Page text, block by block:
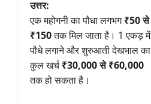
उत्तर:
एक महोगनी का पौधा लगभग₹50 से
₹150तक मिल जाता है। 1 एकड़ में
पौधे लगाने और शुरुआती देखभाल का
कुल खर्च ₹30,000 से ₹60,000
तक हो सकता है।